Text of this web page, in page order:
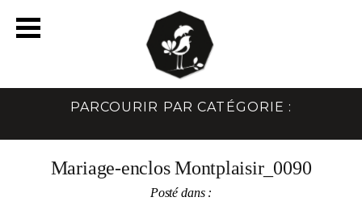
PARCOURIR PAR CATÉGORIE :
Mariage-enclos Montplaisir_0090
Posté dans :